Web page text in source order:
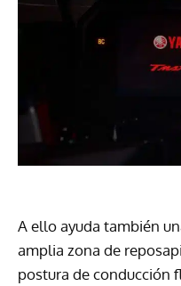
A ello ayuda también
amplia zona de
postura de conducción